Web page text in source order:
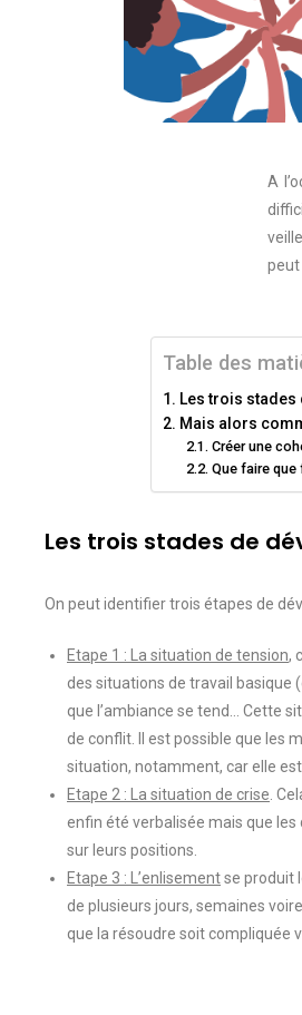
A
peut
Table des
Les trois
Mais alors
Créer une
Que faire
Les trois stades de
On peut identifier trois étapes de
Etape 1 : La situation de tension,
des situations de travail basique
que l’ambiance se tend… Cette
de conflit. Il est possible que les
situation, notamment, car elle
Etape 2 : La situation de crise .
enfin été verbalisée mais que
sur leurs positions.
Etape 3 : L’enlisementse produit
de plusieurs jours, semaines
que la résoudre soit compliquée